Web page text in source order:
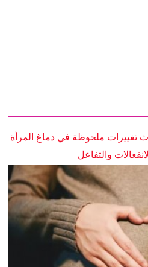
ملحوظة في دماغ المرأة
والتفاعل